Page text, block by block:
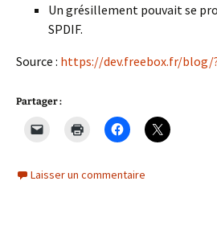
Un grésillement pouvait se
SPDIF.
Source : https://dev.freebox.fr/blog/
Partager :
Laisser un commentaire